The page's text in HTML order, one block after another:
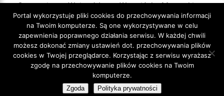
Operacyjnego Województwa Warmińsko-Mazurskiego
na lata 2014-2020
Copyright 2020 Gmina Janowiec Kościelny
Portal wykorzystuje pliki cookies do przechowywania informacji
na Twoim komputerze. Są one wykorzystywane w celu
zapewnienia poprawnego działania serwisu. W każdej chwili
możesz dokonać zmiany ustawień dot. przechowywania plików
cookies w Twojej przeglądarce. Korzystając z serwisu wyrażasz
zgodę na przechowywanie plików cookies na Twoim
komputerze.
Zgoda Polityka prywatności